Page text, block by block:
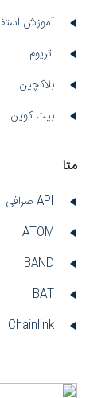
آموزش
اتریوم
بلاکچین
بیت کوین
متا
API صرافی
ATOM
BAND
BAT
Chainlink